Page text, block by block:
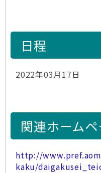
日程
2022年03月17日
関連ホームペ
http://
kaku/